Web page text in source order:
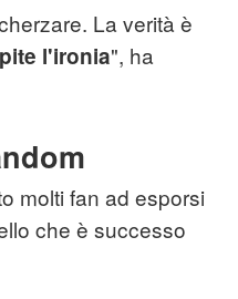
La verità è
l'ironia", ha
molti fan ad esporsi
che è successo